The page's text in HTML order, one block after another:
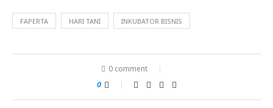
FAPERTA HARI TANI INKUBATOR BISNIS
0 comment
0